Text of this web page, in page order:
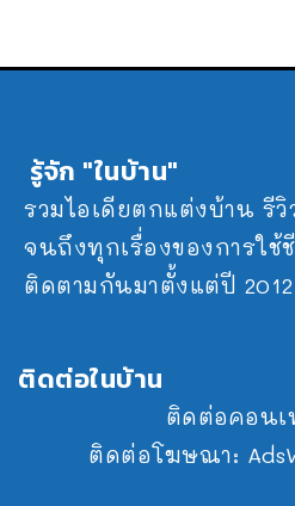
รู้จัก "ในบ้าน"
รวมไอเดียตกแต่งบ้าน รี
จนถึงทุกเรื่องของการใ
ติดตามกันมาตั้งแต่ปี 2012
ติดต่อในบ้าน
ติดต่อคอน
ติดต่อโฆษณา: